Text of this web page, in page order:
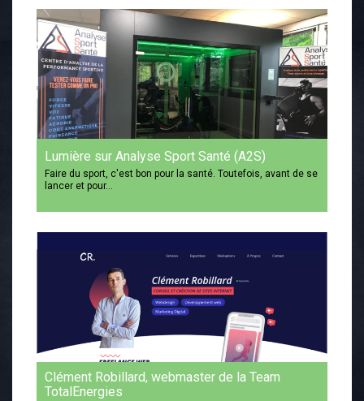
Lumière sur Analyse Sport Santé (A2S)
Faire du sport, c'est bon pour la santé. Toutefois, avant de se
lancer et pour…
Clément Robillard, webmaster de la Team
TotalEnergies